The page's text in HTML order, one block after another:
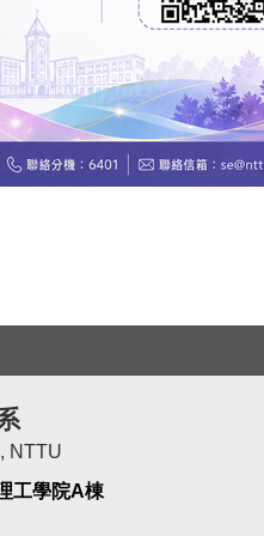
NTTU
工學院A棟